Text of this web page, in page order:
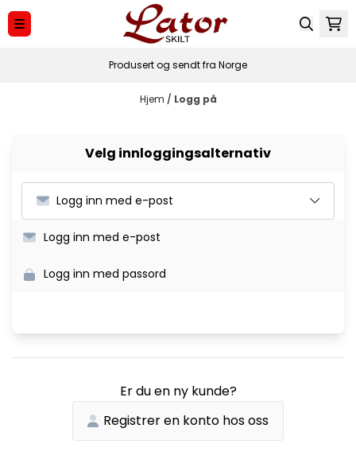
Hopp til innhold
Produsert og sendt fra Norge
Hjem / Logg på
Velg innloggingsalternativ
Logg inn med e-post
Logg inn med e-post
Logg inn med passord
Er du en ny kunde?
Registrer en konto hos oss